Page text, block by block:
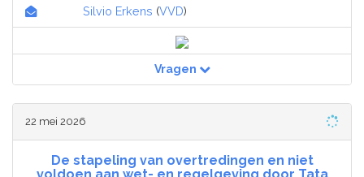
Silvio Erkens (VVD)
Vragen
22 mei 2026
De stapeling van overtredingen en niet
voldoen aan wet- en regelgeving door Tata